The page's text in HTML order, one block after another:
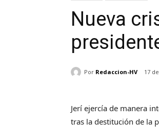
Nueva
Por Redaccion-HV 17
Jerí ejercía de manera
tras la destitución de la